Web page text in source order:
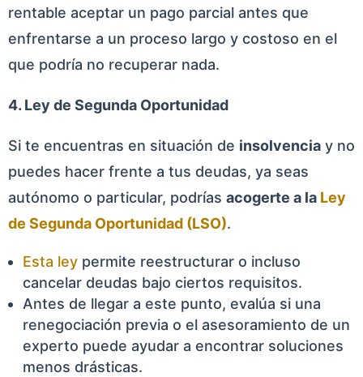
rentable aceptar un pago parcial antes que
enfrentarse a un proceso largo y costoso en el
que podría no recuperar nada.
4. Ley de Segunda Oportunidad
Si te encuentras en situación de insolvencia y no
puedes hacer frente a tus deudas, ya seas
autónomo o particular, podrías acogerte a la Ley
de Segunda Oportunidad (LSO).
Esta ley permite reestructurar o incluso
cancelar deudas bajo ciertos requisitos.
Antes de llegar a este punto, evalúa si una
renegociación previa o el asesoramiento de un
experto puede ayudar a encontrar soluciones
menos drásticas.